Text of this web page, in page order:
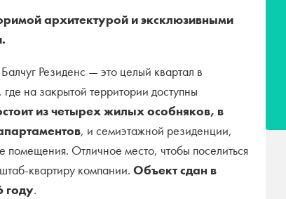
архитектурой и эксклюзивными
Резиденс — это целый квартал в
на закрытой территории доступны
из четырех жилых особняков, в
, и семиэтажной резиденции,
помещения. Отличное место, чтобы поселиться
квартиру компании. Объектсдан в
году.